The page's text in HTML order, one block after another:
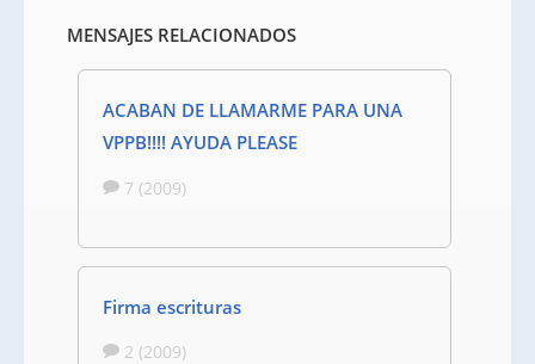
MENSAJES RELACIONADOS
ACABAN DE LLAMARME PARA UNA
VPPB!!!! AYUDA PLEASE
7 (2009)
Firma escrituras
2 (2009)